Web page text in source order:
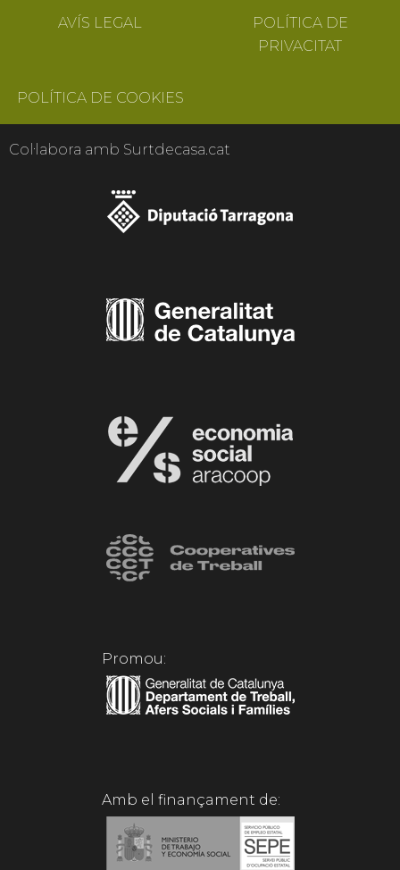
AVÍS LEGAL
POLÍTICA DE
PRIVACITAT
POLÍTICA DE COOKIES
Col·labora amb Surtdecasa.cat
Promou:
Amb el finançament de: